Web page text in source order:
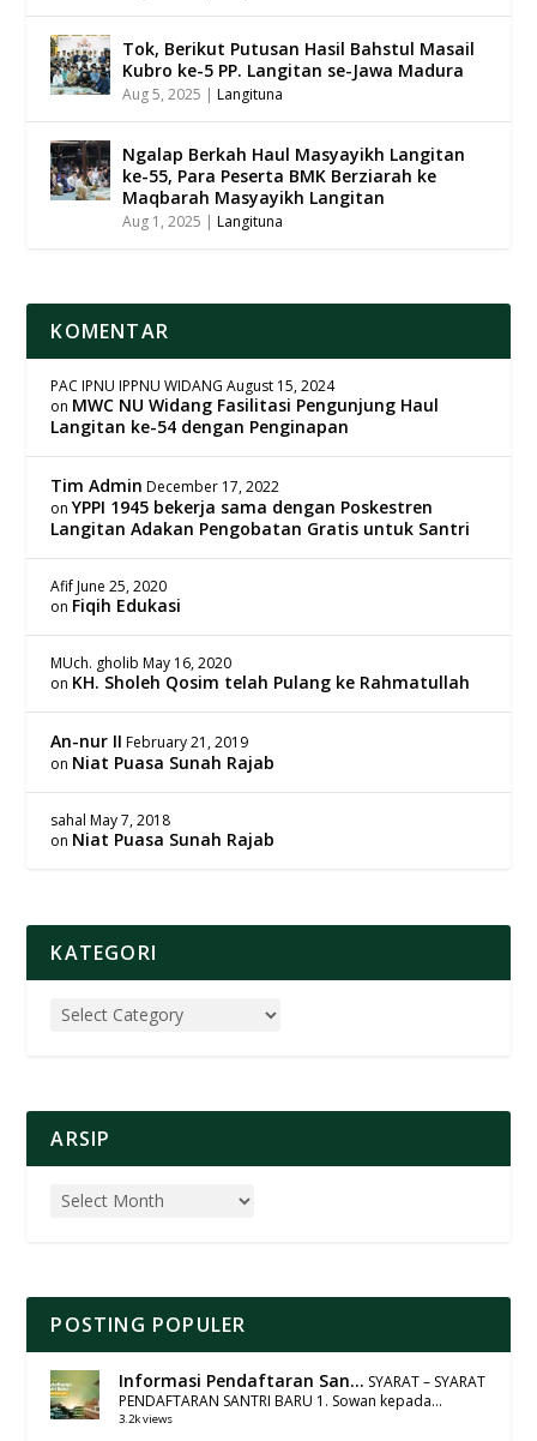
Tok, Berikut Putusan Hasil Bahstul Masail
Kubro ke-5 PP. Langitan se-Jawa Madura
Aug 5, 2025 |Langituna
Ngalap Berkah Haul Masyayikh Langitan
ke-55, Para Peserta BMK Berziarah ke
Maqbarah Masyayikh Langitan
Aug 1, 2025 |Langituna
KOMENTAR
PAC IPNU IPPNU WIDANG August 15, 2024
on MWC NU Widang Fasilitasi Pengunjung Haul
Langitan ke-54 dengan Penginapan
Tim Admin December 17, 2022
onYPPI 1945 bekerja sama dengan Poskestren
Langitan Adakan Pengobatan Gratis untuk Santri
Afif June 25, 2020
on Fiqih Edukasi
MUch. gholib May 16, 2020
on KH. Sholeh Qosim telah Pulang ke Rahmatullah
An-nur II February 21, 2019
on Niat Puasa Sunah Rajab
sahal May 7, 2018
on Niat Puasa Sunah Rajab
KATEGORI
ARSIP
POSTING POPULER
Informasi Pendaftaran San... SYARAT – SYARAT
PENDAFTARAN SANTRI BARU 1. Sowan kepada...
3.2k views